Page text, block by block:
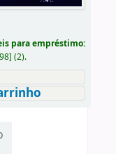
para empréstimo:
] (2).